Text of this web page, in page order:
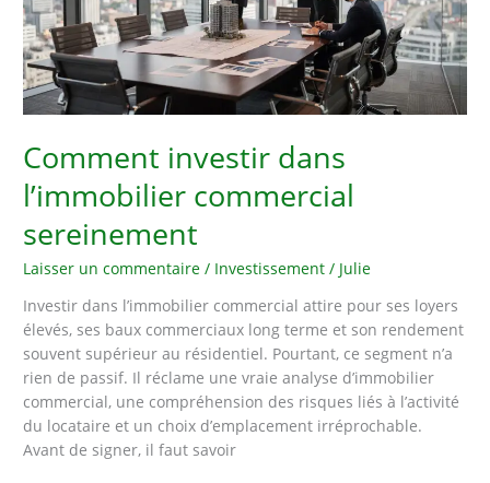
autre
placement
?
Comment investir dans
l’immobilier commercial
sereinement
Laisser un commentaire / Investissement / Julie
Investir dans l’immobilier commercial attire pour ses loyers
élevés, ses baux commerciaux long terme et son rendement
souvent supérieur au résidentiel. Pourtant, ce segment n’a
rien de passif. Il réclame une vraie analyse d’immobilier
commercial, une compréhension des risques liés à l’activité
du locataire et un choix d’emplacement irréprochable.
Avant de signer, il faut savoir